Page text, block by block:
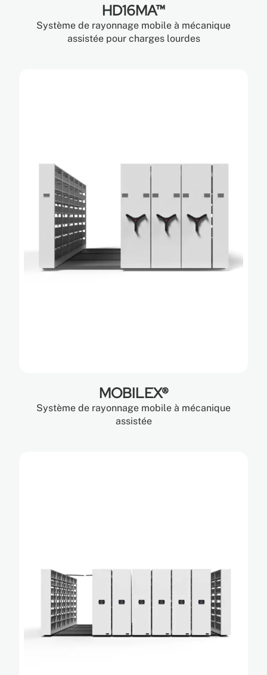
HD16MA™
Système de rayonnage mobile à mécanique
assistée pour charges lourdes
MOBILEX®
Système de rayonnage mobile à mécanique
assistée